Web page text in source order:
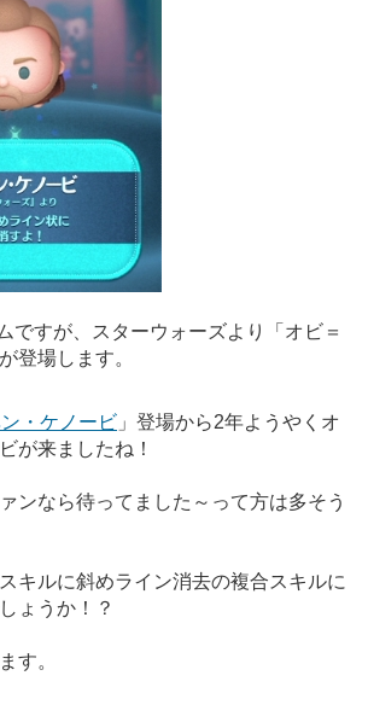
ですが、スターウォーズより「オビ＝
登場します。
・ケノービ 」登場から2年ようやくオ
が来ましたね！
ンなら待ってました～って方は多そう
キルに斜めライン消去の複合スキルに
ょうか！？
す。